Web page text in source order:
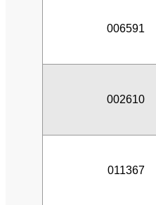
006591
002610
011367